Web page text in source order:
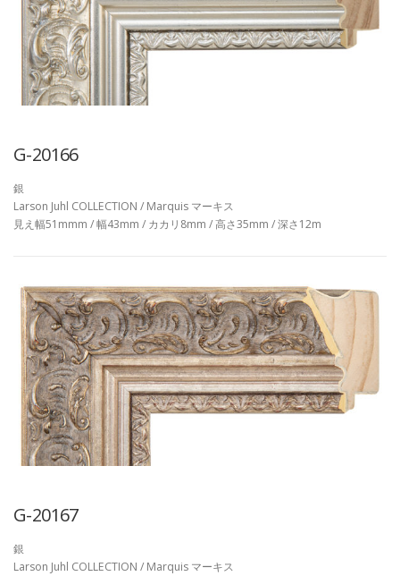
G-20166
銀
Larson Juhl COLLECTION / Marquis マーキス
見え幅51mmm / 幅43mm / カカリ8mm / 高さ35mm / 深さ12m
G-20167
銀
Larson Juhl COLLECTION / Marquis マーキス